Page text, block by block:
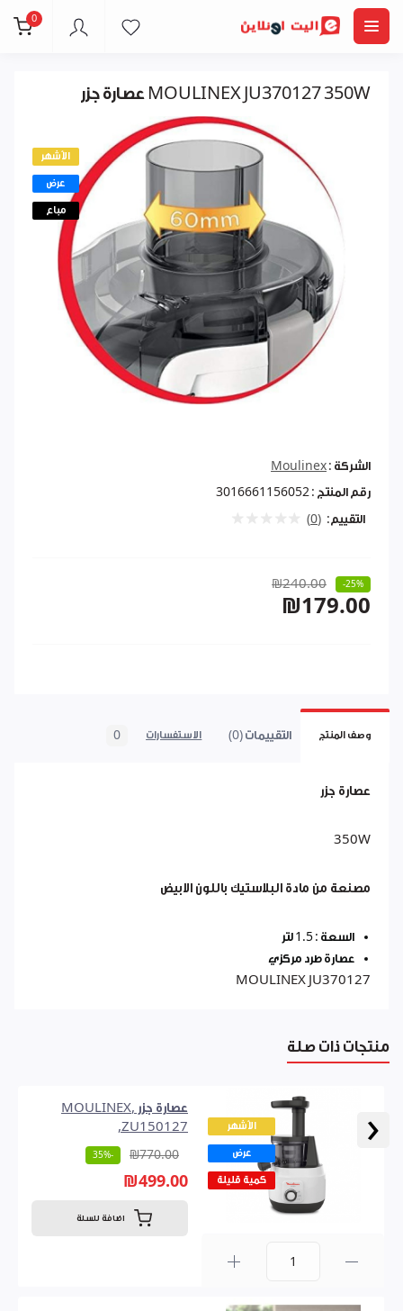
0
‹
عصارة جزر MOULINEX JU370127 350W
الأشهر
عرض
مباع
الشركة : Moulinex
رقم المنتج : 3016661156052
التقييم: (0)
₪240.00 -25%
₪179.00
وصف المنتج التقييمات (0) الاستفسارات 0
عصارة جزر
350W
مصنعة من مادة البلاستيك باللون الابيض
السعة : 1.5 لتر
عصارة طرد مركزي
MOULINEX JU370127
منتجات ذات صلة
الأشهر
عرض
كمية قليلة
عصارة جزر ,MOULINEX
,ZU150127
₪770.00
-35%
₪499.00
اضافة للسلة